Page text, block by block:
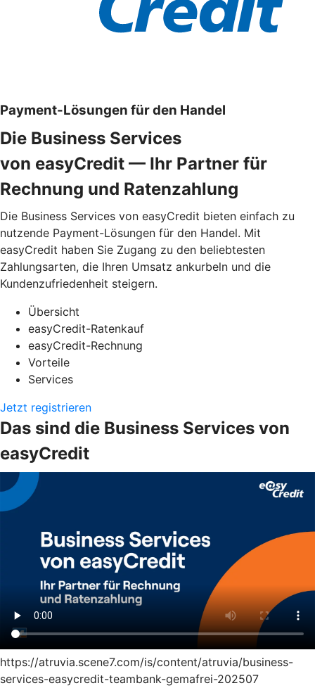
Payment-Lösungen für den Handel
Die Business Services
von easyCredit — Ihr Partner für
Rechnung und Ratenzahlung
Die Business Services von easyCredit bieten einfach zu
nutzende Payment-Lösungen für den Handel. Mit
easyCredit haben Sie Zugang zu den beliebtesten
Zahlungsarten, die Ihren Umsatz ankurbeln und die
Kundenzufriedenheit steigern.
Übersicht
easyCredit-Ratenkauf
easyCredit-Rechnung
Vorteile
Services
Jetzt registrieren
Das sind die Business Services von
easyCredit
https://atruvia.scene7.com/is/content/atruvia/business-
services-easycredit-teambank-gemafrei-202507